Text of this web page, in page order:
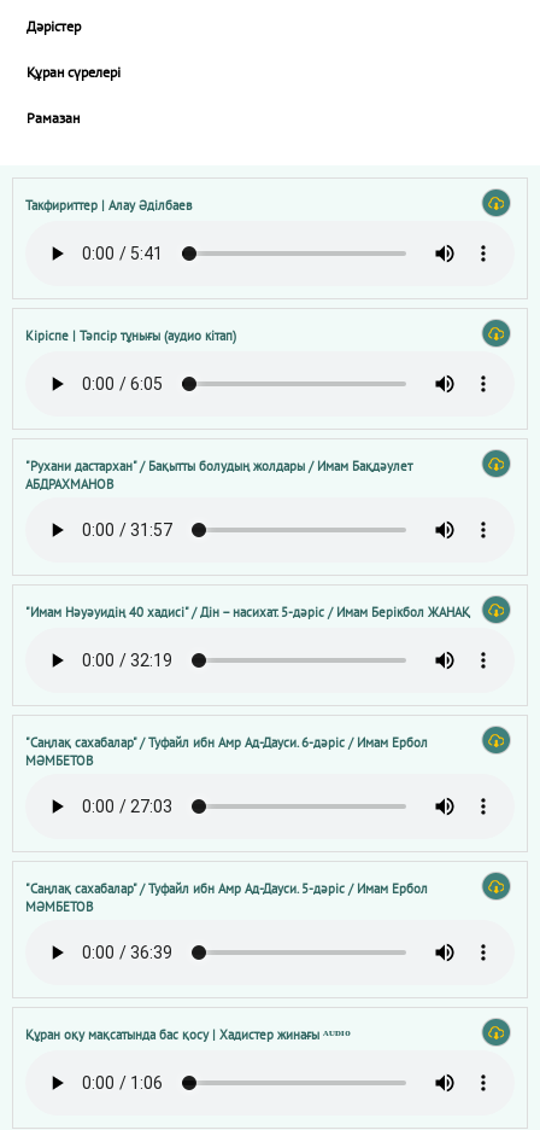
Дәрістер
Құран сүрелері
Рамазан
Такфириттер | Алау Әділбаев
Кіріспе | Тәпсір тұнығы (аудио кітап)
"Рухани дастархан" / Бақытты болудың жолдары / Имам Бақдәулет
АБДРАХМАНОВ
"Имам Нәуәуидің 40 хадисі" / Дін – насихат. 5-дәріс / Имам Берікбол ЖАНАҚ
"Саңлақ сахабалар" / Туфайл ибн Амр Ад-Дауси. 6-дәріс / Имам Ербол
МӘМБЕТОВ
"Саңлақ сахабалар" / Туфайл ибн Амр Ад-Дауси. 5-дәріс / Имам Ербол
МӘМБЕТОВ
Құран оқу мақсатында бас қосу | Хадистер жинағы ᴬᵁᴰᴵᴼ